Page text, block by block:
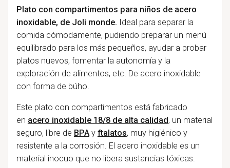
Plato con compartimentos para niños de acero
inoxidable, de Joli monde. Ideal para separar la
comida cómodamente, pudiendo preparar un menú
equilibrado para los más pequeños, ayudar a probar
platos nuevos, fomentar la autonomía y la
exploración de alimentos, etc. De acero inoxidable
con forma de búho.
Este plato con compartimentos está fabricado
en acero inoxidable 18/8 de alta calidad, un material
seguro, libre de BPA y ftalatos, muy higiénico y
resistente a la corrosión. El acero inoxidable es un
material inocuo que no libera sustancias tóxicas.